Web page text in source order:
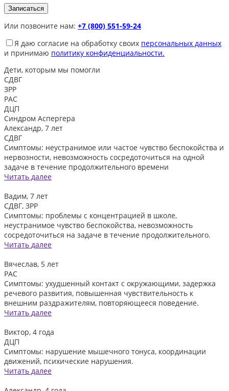
Или позвоните нам: +7 (800) 551-59-24
Я даю согласие на обработку своих персональных данных
и принимаю политику конфиденциальности.
Дети, которым мы помогли
СДВГ
ЗРР
РАС
ДЦП
Синдром Аспергера
Александр, 7 лет
СДВГ
Симптомы: неустранимое или частое чувство беспокойства и
нервозности, невозможность сосредоточиться на одной
задаче в течение продолжительного времени
Читать далее
Вадим, 7 лет
СДВГ, ЗРР
Симптомы: проблемы с концентрацией в школе,
неустранимое чувство беспокойства, невозможность
сосредоточиться на задаче в течение продолжительного.
Читать далее
Вячеслав, 5 лет
РАС
Симптомы: ухудшенный контакт с окружающими, задержка
речевого развития, повышенная чувствительность к
внешним раздражителям, повторяющееся поведение.
Читать далее
Виктор, 4 года
ДЦП
Симптомы: нарушение мышечного тонуса, координации
движений, психические нарушения.
Читать далее